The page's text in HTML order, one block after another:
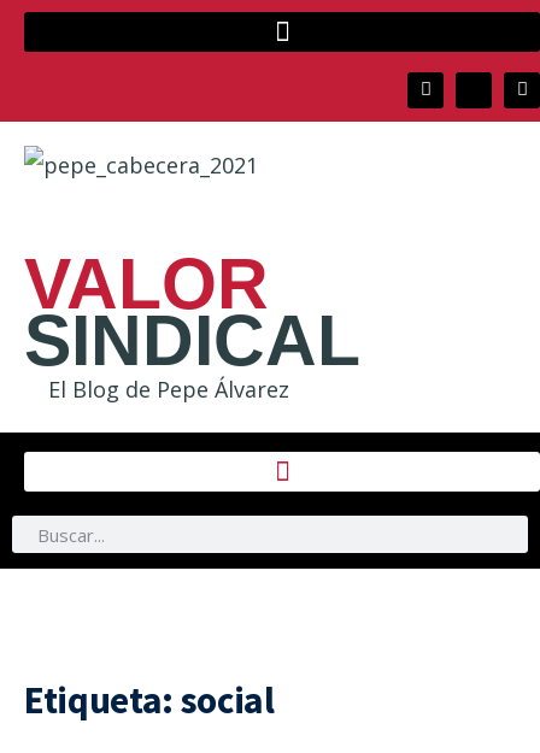
VALOR
SINDICAL
El Blog de Pepe Álvarez
Etiqueta: social